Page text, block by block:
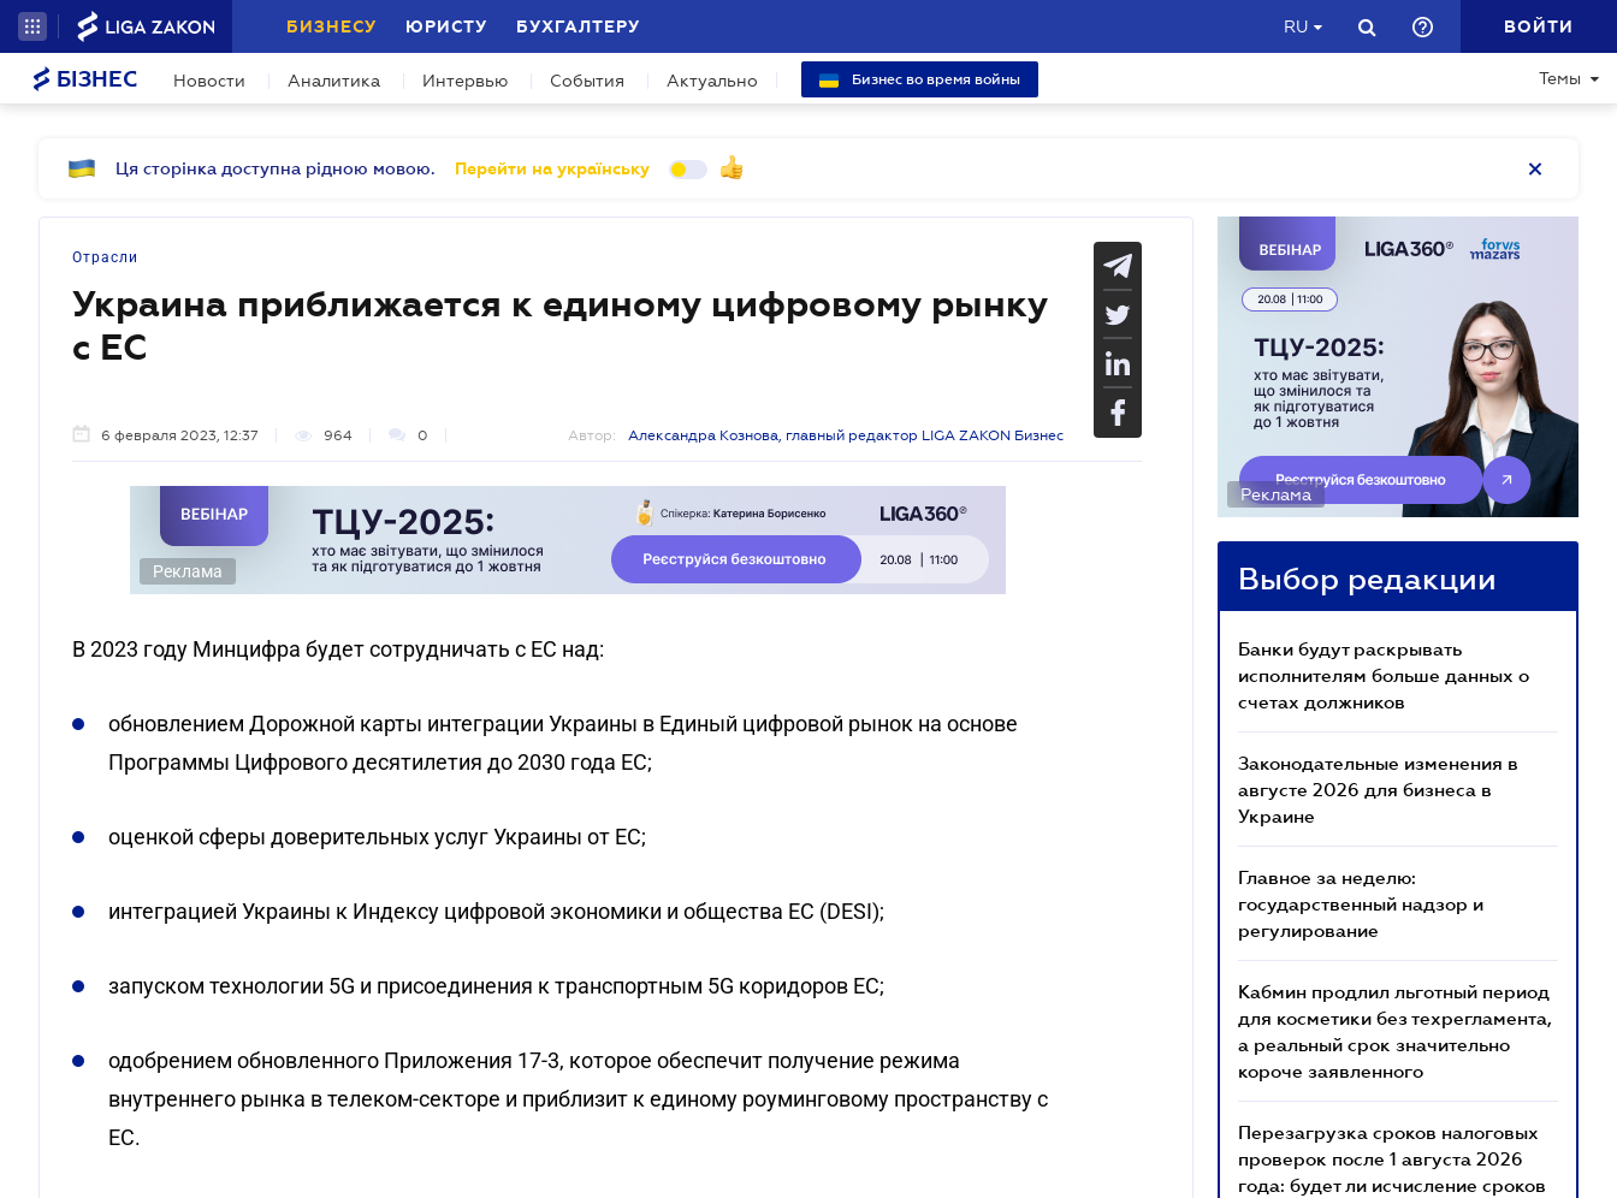
БИЗНЕСУ ЮРИСТУ БУХГАЛТЕРУ RU ВОЙТИ
БІЗНЕС Новости Аналитика Интервью События Актуально Бизнес во время войны Темы
Ця сторінка доступна рідною мовою. Перейти на українську
Отрасли
Украина приближается к единому цифровому рынку
с ЕС
6 февраля 2023, 12:37 964 0 Автор: Александра Кознова, главный редактор LIGA ZAKON Бизнес
Реклама
В 2023 году Минцифра будет сотрудничать с ЕС над:
обновлением Дорожной карты интеграции Украины в Единый цифровой рынок на основе
Программы Цифрового десятилетия до 2030 года ЕС;
оценкой сферы доверительных услуг Украины от ЕС;
интеграцией Украины к Индексу цифровой экономики и общества ЕС (DESI);
запуском технологии 5G и присоединения к транспортным 5G коридоров ЕС;
одобрением обновленного Приложения 17-3, которое обеспечит получение режима
внутреннего рынка в телеком-секторе и приблизит к единому роуминговому пространству с
ЕС.
Реклама
Выбор редакции
Банки будут раскрывать
исполнителям больше данных о
счетах должников
Законодательные изменения в
августе 2026 для бизнеса в
Украине
Главное за неделю:
государственный надзор и
регулирование
Кабмин продлил льготный период
для косметики без техрегламента,
а реальный срок значительно
короче заявленного
Перезагрузка сроков налоговых
проверок после 1 августа 2026
года: будет ли исчисление сроков